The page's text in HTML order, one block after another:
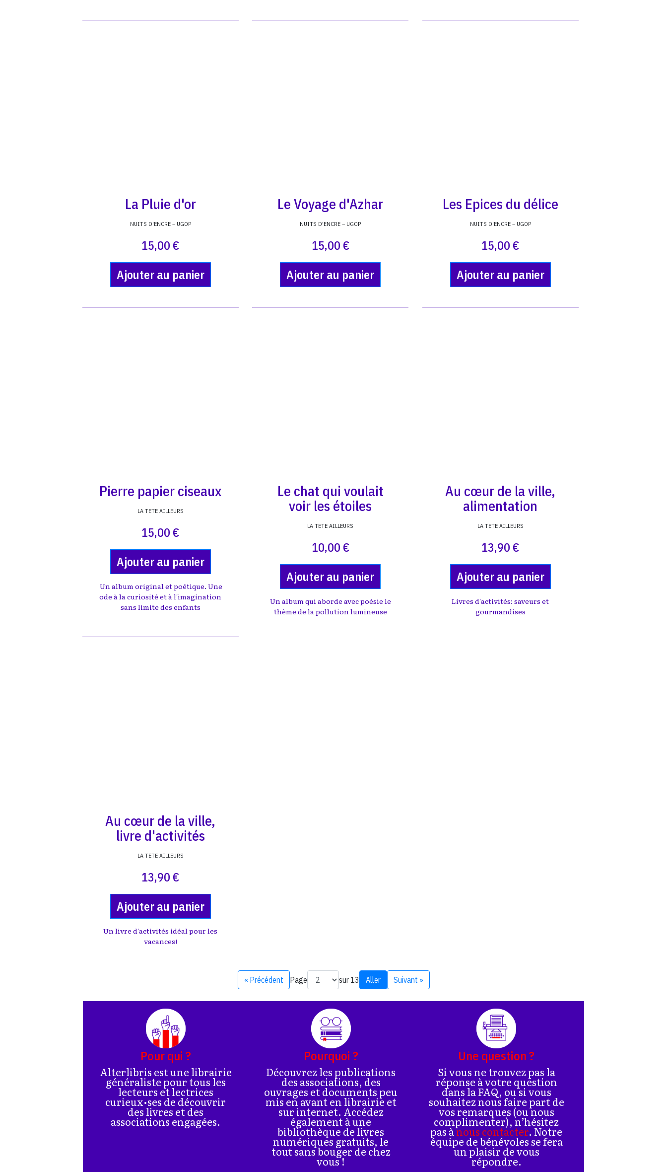
La Pluie d'or
NUITS D'ENCRE – UGOP
15,00 €
Ajouter au panier
Le Voyage d'Azhar
NUITS D'ENCRE – UGOP
15,00 €
Ajouter au panier
Les Epices du délice
NUITS D'ENCRE – UGOP
15,00 €
Ajouter au panier
Pierre papier ciseaux
LA TETE AILLEURS
15,00 €
Ajouter au panier
Un album original et poétique. Une
ode à la curiosité et à l'imagination
sans limite des enfants
Le chat qui voulait
voir les étoiles
LA TETE AILLEURS
10,00 €
Ajouter au panier
Un album qui aborde avec poésie le
thème de la pollution lumineuse
Au cœur de la ville,
alimentation
LA TETE AILLEURS
13,90 €
Ajouter au panier
Livres d'activités: saveurs et
gourmandises
Au cœur de la ville,
livre d'activités
LA TETE AILLEURS
13,90 €
Ajouter au panier
Un livre d'activités idéal pour les
vacances!
« Précédent Page sur 13 Aller Suivant »
Pour qui ?
Alterlibris est une librairie
généraliste pour tous les
lecteurs et lectrices
curieux•ses de découvrir
des livres et des
associations engagées.
Pourquoi ?
Découvrez les publications
des associations, des
ouvrages et documents peu
mis en avant en librairie et
sur internet. Accédez
également à une
bibliothèque de livres
numériques gratuits, le
tout sans bouger de chez
vous !
Une question ?
Si vous ne trouvez pas la
réponse à votre question
dans la FAQ, ou si vous
souhaitez nous faire part de
vos remarques (ou nous
complimenter), n’hésitez
pas ànous contacter. Notre
équipe de bénévoles se fera
un plaisir de vous
répondre.